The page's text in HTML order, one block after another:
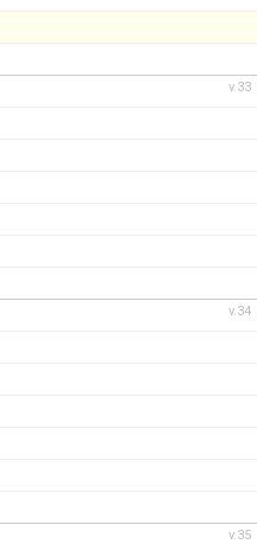
v.33
v.34
v.35